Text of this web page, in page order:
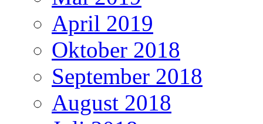
April 2019
Oktober 2018
September 2018
August 2018